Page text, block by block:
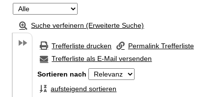
Suche verfeinern (Erweiterte Suche)
Trefferliste drucken
Permalink Trefferliste
Trefferliste als E-Mail versenden
Sortieren nach
aufsteigend sortieren